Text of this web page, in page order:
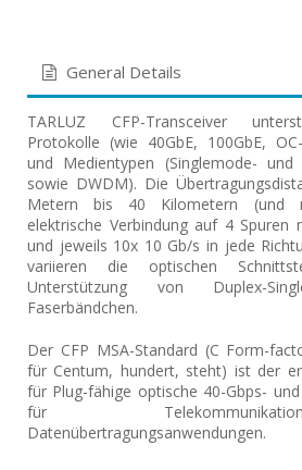
General Details
TARLUZ CFP-Transceiver
Protokolle (wie 40GbE, 100GbE,
und Medientypen (Singlemode- und
sowie DWDM). Die
Metern bis 40 Kilometern (und
elektrische Verbindung auf 4 Spuren
und jeweils 10x 10 Gb/s in jede
variieren die optischen
Unterstützung von Duplex-
Faserbändchen.
Der CFP MSA-Standard (C Form-
für Centum, hundert, steht) ist der
für Plug-fähige optische 40-Gbps-
für
Datenübertragungsanwendungen.